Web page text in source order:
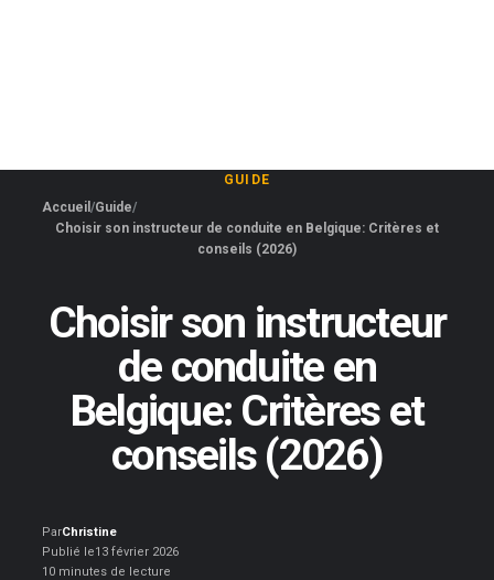
GUIDE
Accueil Guide
Choisir son instructeur de conduite en Belgique: Critères et
conseils (2026)
Choisir son instructeur
de conduite en
Belgique: Critères et
conseils (2026)
ParChristine
Publié le13 février 2026
10 minutes de lecture